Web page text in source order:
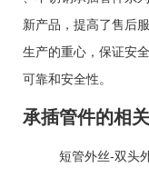
新产品，提高了售后
生产的重心，保证安
可靠和安全性。
承插管件的相
短管外丝-双头